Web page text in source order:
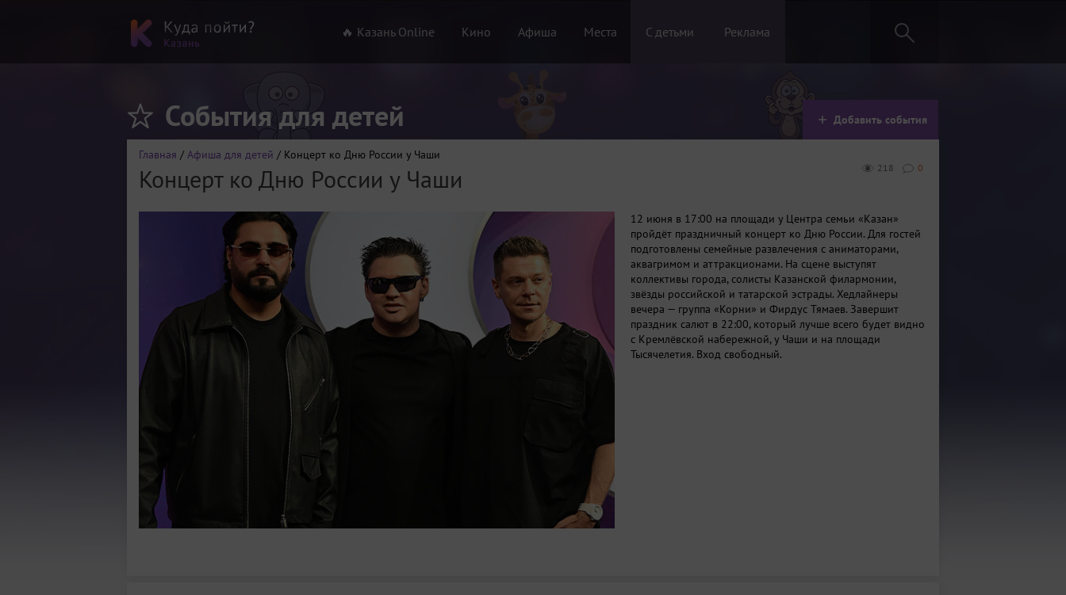
🔥 Казань Online Кино Афиша Места С детьми Реклама
События для детей Добавить события
Главная / Афиша для детей / Концерт ко Дню России у Чаши
0
218
Концерт ко Дню России у Чаши
12 июня в 17:00 на площади у Центра семьи «Казан»
пройдёт праздничный концерт ко Дню России. Для гостей
подготовлены семейные развлечения с аниматорами,
аквагримом и аттракционами. На сцене выступят
коллективы города, солисты Казанской филармонии,
звёзды российской и татарской эстрады. Хедлайнеры
вечера — группа «Корни» и Фирдус Тямаев. Завершит
праздник салют в 22:00, который лучше всего будет видно
с Кремлёвской набережной, у Чаши и на площади
Тысячелетия. Вход свободный.